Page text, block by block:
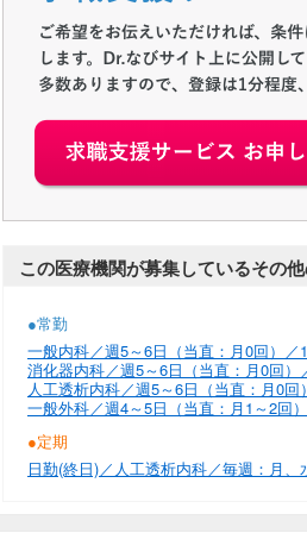
この医療機関が募集しているその
●常勤
一般内科／週5～6日（当直：月0回）／
消化器内科／週5～6日（当直：月0回）
人工透析内科／週5～6日（当直：月0
一般外科／週4～5日（当直：月1～2回
●定期
日勤(終日)／人工透析内科／毎週：月